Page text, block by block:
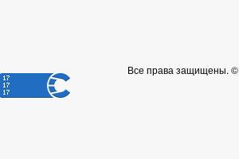
Все права защищены. ©